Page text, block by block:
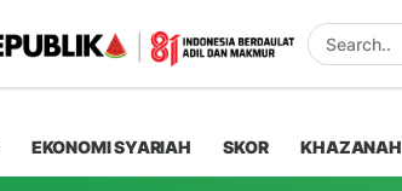
EKONOMI SYARIAH SKOR KHAZANAH